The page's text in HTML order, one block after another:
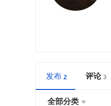
发布 评论
全部分类 